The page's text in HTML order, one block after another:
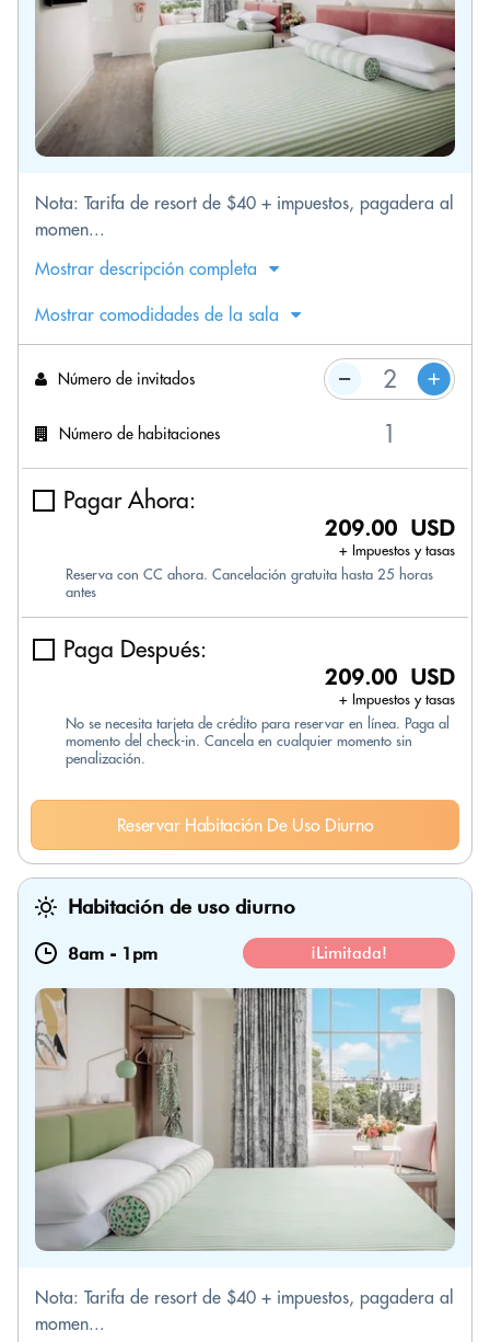
Nota: Tarifa de resort de $40 + impuestos, pagadera al
momen...
Mostrar descripción completa
Mostrar comodidades de la sala
Número de invitados
Número de habitaciones
Pagar Ahora:
209.00 USD
+ Impuestos y tasas
Reserva con CC ahora. Cancelación gratuita hasta 25 horas
antes
Paga Después:
209.00 USD
+ Impuestos y tasas
No se necesita tarjeta de crédito para reservar en línea. Paga al
momento del check-in. Cancela en cualquier momento sin
penalización.
Reservar Habitación De Uso Diurno
Habitación de uso diurno
8am - 1pm ¡Limitada!
Nota: Tarifa de resort de $40 + impuestos, pagadera al
momen...